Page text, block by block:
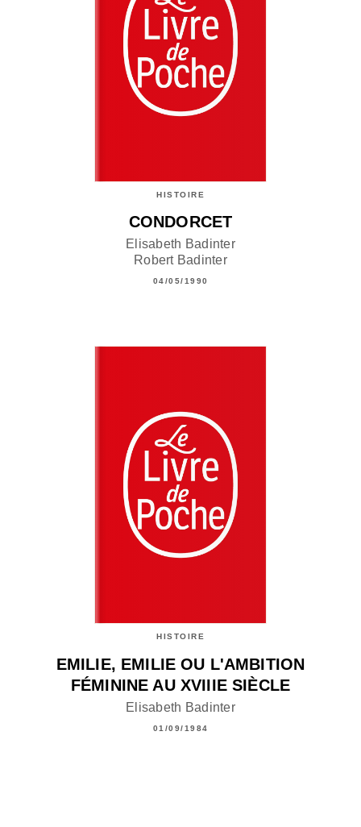
HISTOIRE
CONDORCET
Elisabeth Badinter
Robert Badinter
04/05/1990
HISTOIRE
EMILIE, EMILIE OU L'AMBITION
FÉMININE AU XVIIIE SIÈCLE
Elisabeth Badinter
01/09/1984